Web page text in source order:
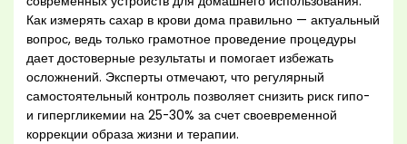
Как измерять сахар в крови дома правильно — актуальный
вопрос, ведь только грамотное проведение процедуры
дает достоверные результаты и помогает избежать
осложнений. Эксперты отмечают, что регулярный
самостоятельный контроль позволяет снизить риск гипо-
и гипергликемии на 25-30% за счет своевременной
коррекции образа жизни и терапии.